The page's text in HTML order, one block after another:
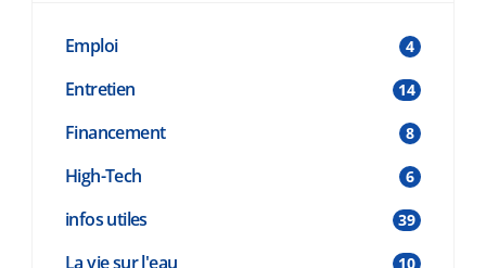
Emploi 4
Entretien 14
Financement 8
High-Tech 6
infos utiles 39
La vie sur l'eau 10